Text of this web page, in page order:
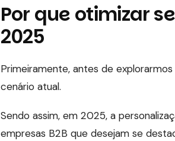
Por que otimizar
2025
Primeiramente, antes de
cenário atual.
Sendo assim, em 2025, a
empresas B2B que desejam se